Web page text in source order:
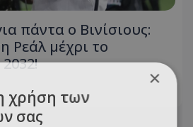
πάντα ο Βινίσιους:
Ρεάλ μέχρι το
×
χρήση των
σας